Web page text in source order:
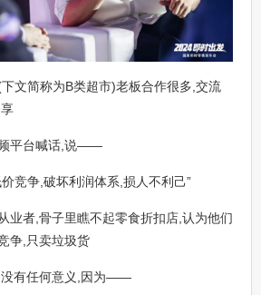
文简称为B类超市)老板合作很多,交流
平台喊话,说——
竞争,破坏利润体系,损人不利己”
业者,骨子里瞧不起零食折扣店,认为他们
争,只卖垃圾货
没有任何意义,因为——